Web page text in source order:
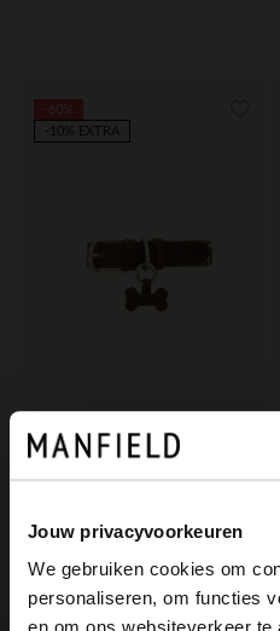
Jouw privacyvoorkeuren
We gebruiken cookies om
personaliseren, om functies
Manfield
Braunes Leder-Hundehalsband mit Leoprint - S/M/L
-10% EXTRA